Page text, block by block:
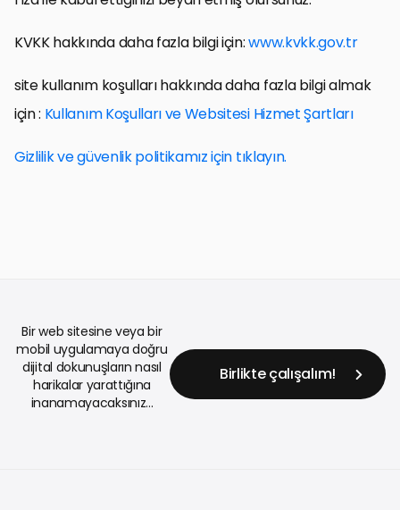
KVKK hakkında daha fazla bilgi için:www.kvkk.gov.tr
site kullanım koşulları hakkında daha fazla bilgi almak
için : Kullanım Koşulları ve Websitesi Hizmet Şartları
Gizlilik ve güvenlik politikamız için tıklayın.
Bir web sitesine veya bir
mobil uygulamaya doğru
dijital dokunuşların nasıl
harikalar yarattığına
inanamayacaksınız...
Birlikte çalışalım!